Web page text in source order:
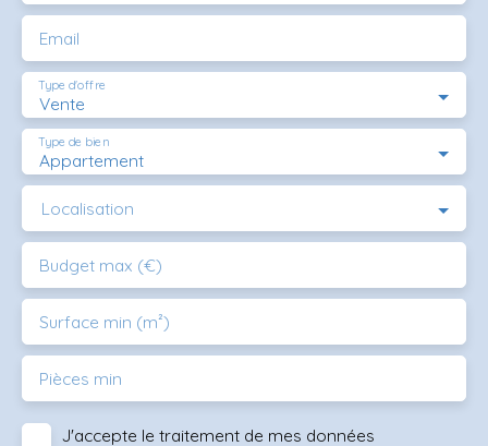
Email
Vente
Type d'offre
Appartement
Type de bien
Localisation
Budget max (€)
Surface min (m²)
Pièces min
J'accepte le traitement de mes données